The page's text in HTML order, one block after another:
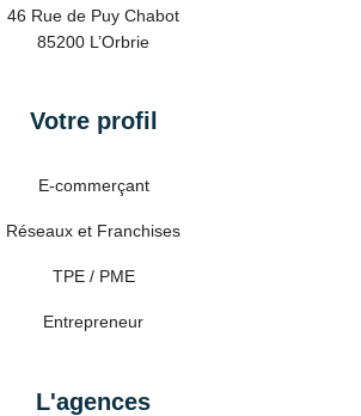
46 Rue de Puy Chabot
85200 L’Orbrie
Votre profil
E-commerçant
Réseaux et Franchises
TPE / PME
Entrepreneur
L'agences